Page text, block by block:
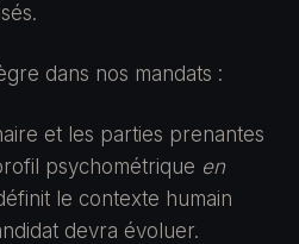
dans nos mandats :
et les parties prenantes
psychométrique en
le contexte humain
devra évoluer.